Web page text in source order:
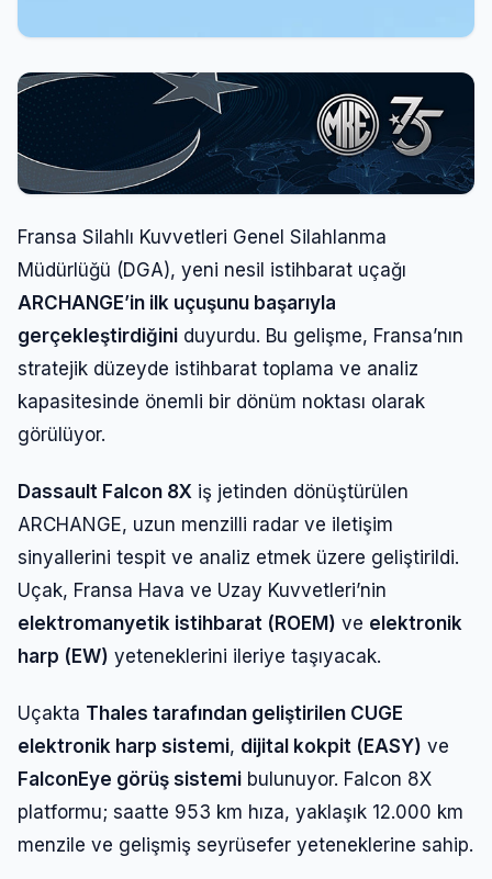
Fransa Silahlı Kuvvetleri Genel Silahlanma
Müdürlüğü (DGA), yeni nesil istihbarat uçağı
ARCHANGE’in ilk uçuşunu başarıyla
gerçekleştirdiğini duyurdu. Bu gelişme, Fransa’nın
stratejik düzeyde istihbarat toplama ve analiz
kapasitesinde önemli bir dönüm noktası olarak
görülüyor.
Dassault Falcon 8X iş jetinden dönüştürülen
ARCHANGE, uzun menzilli radar ve iletişim
sinyallerini tespit ve analiz etmek üzere geliştirildi.
Uçak, Fransa Hava ve Uzay Kuvvetleri’nin
elektromanyetik istihbarat (ROEM) ve elektronik
harp (EW) yeteneklerini ileriye taşıyacak.
Uçakta Thales tarafından geliştirilen CUGE
elektronik harp sistemi, dijital kokpit (EASY) ve
FalconEye görüş sistemi bulunuyor. Falcon 8X
platformu; saatte 953 km hıza, yaklaşık 12.000 km
menzile ve gelişmiş seyrüsefer yeteneklerine sahip.